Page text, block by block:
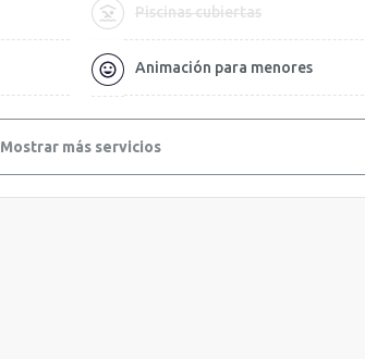
Piscinas cubiertas
Animación para menores
Mostrar más servicios